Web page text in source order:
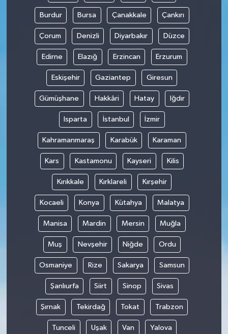
Burdur Bursa Çanakkale Çankırı
Çorum Denizli Diyarbakır Düzce
Edirne Elazığ Erzincan Erzurum
Eskişehir Gaziantep Giresun
Gümüşhane Hakkâri Hatay Iğdır
Isparta İstanbul İzmir
Kahramanmaraş Karabük Karaman
Kars Kastamonu Kayseri Kilis
Kırıkkale Kırklareli Kırşehir
Kocaeli Konya Kütahya Malatya
Manisa Mardin Mersin Muğla
Muş Nevşehir Niğde Ordu
Osmaniye Rize Sakarya Samsun
Şanlıurfa Siirt Sinop Sivas
Şırnak Tekirdağ Tokat Trabzon
Tunceli Uşak Van Yalova